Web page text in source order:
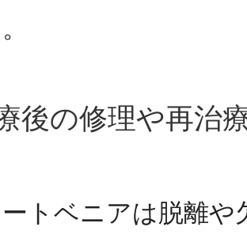
後の修理や再治
トベニアは脱離や